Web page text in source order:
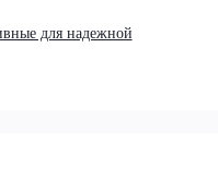
для надежной